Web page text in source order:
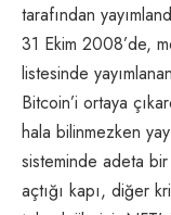
tarafından
31 Ekim 2008’de,
listesinde
Bitcoin’i ortaya
hala bilinmezken
sisteminde adeta bir
açtığı kapı, diğer